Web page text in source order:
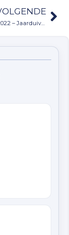
Sourdun 28.05.2022 – Jaarduiven